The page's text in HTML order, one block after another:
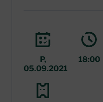
P,
05.09.2021
18:00